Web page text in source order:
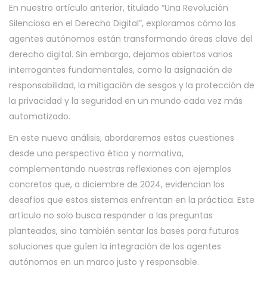
En nuestro artículo anterior, titulado “Una Revolución
Silenciosa en el Derecho Digital”, exploramos cómo los
agentes autónomos están transformando áreas clave del
derecho digital. Sin embargo, dejamos abiertos varios
interrogantes fundamentales, como la asignación de
responsabilidad, la mitigación de sesgos y la protección de
la privacidad y la seguridad en un mundo cada vez más
automatizado.
En este nuevo análisis, abordaremos estas cuestiones
desde una perspectiva ética y normativa,
complementando nuestras reflexiones con ejemplos
concretos que, a diciembre de 2024, evidencian los
desafíos que estos sistemas enfrentan en la práctica. Este
artículo no solo busca responder a las preguntas
planteadas, sino también sentar las bases para futuras
soluciones que guíen la integración de los agentes
autónomos en un marco justo y responsable.